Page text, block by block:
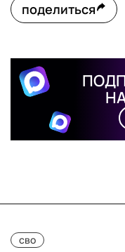
поделиться
сво